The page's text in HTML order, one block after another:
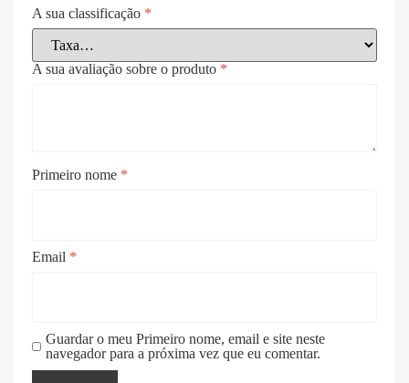
A sua classificação *
A sua avaliação sobre o produto *
Primeiro nome *
Email *
Guardar o meu Primeiro nome, email e site neste
navegador para a próxima vez que eu comentar.